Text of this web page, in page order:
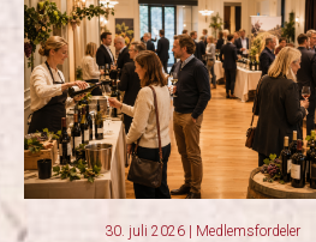
30. juli 2026 | Medlemsfordeler